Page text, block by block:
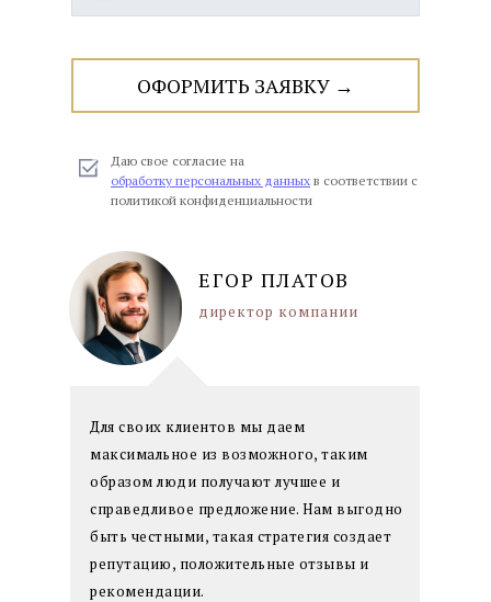
Заполните заявку
по телефону
Товаровед проведёт
сумму к выплате
Вы получаете деньги
продаже
ОФОРМИТЬ ЗАЯВКУ →
Для своих клиентов мы даем
максимальное из возможного, таким
образом люди получают лучшее и
справедливое предложение. Нам выгодно
быть честными, такая стратегия создает
репутацию, положительные отзывы и
рекомендации.
ЕГОР ПЛАТОВ
директор компании
Даю свое согласие на
обработку персональных данных в соответствии с
политикой конфиденциальности